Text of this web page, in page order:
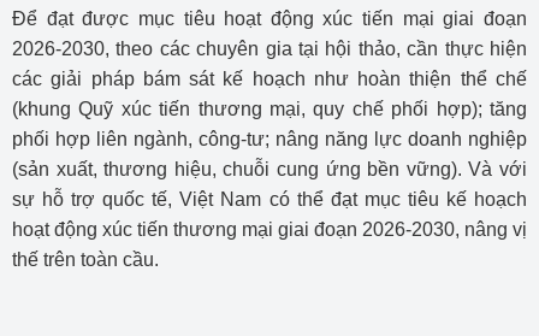
Để đạt được mục tiêu hoạt động xúc tiến mại giai đoạn
2026-2030, theo các chuyên gia tại hội thảo, cần thực hiện
các giải pháp bám sát kế hoạch như hoàn thiện thể chế
(khung Quỹ xúc tiến thương mại, quy chế phối hợp); tăng
phối hợp liên ngành, công-tư; nâng năng lực doanh nghiệp
(sản xuất, thương hiệu, chuỗi cung ứng bền vững). Và với
sự hỗ trợ quốc tế, Việt Nam có thể đạt mục tiêu kế hoạch
hoạt động xúc tiến thương mại giai đoạn 2026-2030, nâng vị
thế trên toàn cầu.